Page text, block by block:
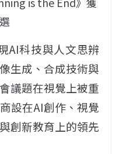
AI科技與人文思辨
生成、合成技術與
議題在視覺上被重
設在AI創作、視覺
創新教育上的領先